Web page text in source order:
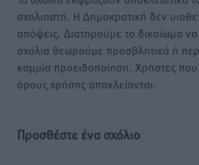
σχολιαστή. Η Δημοκρατική δεν
απόψεις. Διατηρούμε το δικαίωμα
σχόλια θεωρούμε προσβλητικά ή
καμμία προειδοποίηση. Χρήστες
όρους χρήσης αποκλείονται.
Προσθέστε ένα σχόλιο